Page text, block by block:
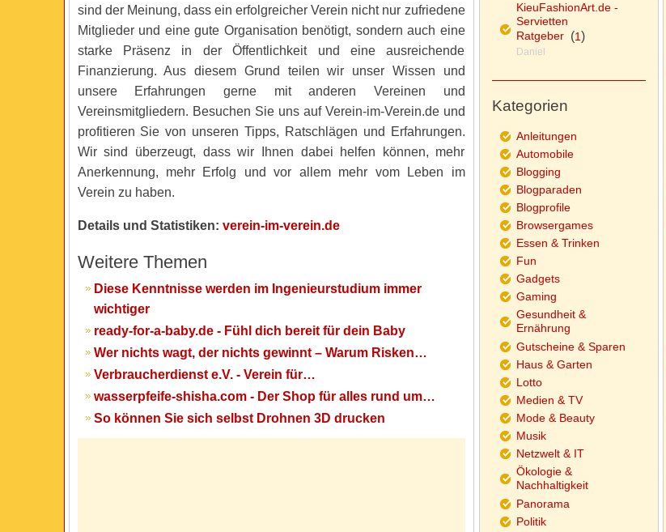
sind der Meinung, dass ein erfolgreicher Verein nicht nur zufriedene
Mitglieder und eine gute Organisation benötigt, sondern auch eine
starke Präsenz in der Öffentlichkeit und eine ausreichende
Finanzierung. Aus diesem Grund teilen wir unser Wissen und
unsere Erfahrungen gerne mit anderen Vereinen und
Vereinsmitgliedern. Besuchen Sie uns auf Verein-im-Verein.de und
profitieren Sie von unseren Tipps, Ratschlägen und Erfahrungen.
Wir sind überzeugt, dass wir Ihnen dabei helfen können, mehr
Anerkennung, mehr Erfolg und vor allem mehr vom Leben im
Verein zu haben.
Details und Statistiken: verein-im-verein.de
Weitere Themen
Diese Kenntnisse werden im Ingenieurstudium immer
wichtiger
ready-for-a-baby.de - Fühl dich bereit für dein Baby
Wer nichts wagt, der nichts gewinnt – Warum Risken…
Verbraucherdienst e.V. - Verein für…
wasserpfeife-shisha.com - Der Shop für alles rund um…
So können Sie sich selbst Drohnen 3D drucken
KieuFashionArt.de -
Servietten
Ratgeber(1)
Daniel
Kategorien
Anleitungen
Automobile
Blogging
Blogparaden
Blogprofile
Browsergames
Essen & Trinken
Fun
Gadgets
Gaming
Gesundheit &
Ernährung
Gutscheine & Sparen
Haus & Garten
Lotto
Medien & TV
Mode & Beauty
Musik
Netzwelt & IT
Ökologie &
Nachhaltigkeit
Panorama
Politik